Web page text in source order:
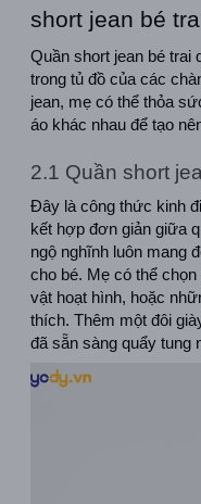
short jean bé
Quần short jean bé trai
trong tủ đồ của các
jean, mẹ có thể thỏa
áo khác nhau để tạo
2.1 Quần short
Đây là công thức kinh
kết hợp đơn giản giữa
ngộ nghĩnh luôn mang
cho bé. Mẹ có thể
vật hoạt hình, hoặc
thích. Thêm một đôi
đã sẵn sàng quẩy tung